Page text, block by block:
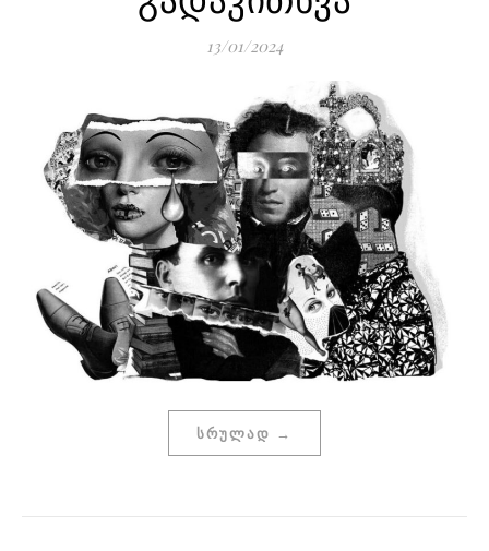
13/01/2024
ᲡᲠᲣᲚᲐᲓ →